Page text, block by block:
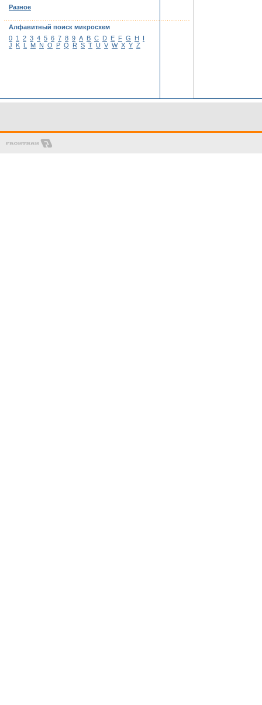
Разное
Алфавитный поиск микросхем
0 1 2 3 4 5 6 7 8 9 A B C D E F G H
I
J
K L M N O P Q R S T U V W X Y Z